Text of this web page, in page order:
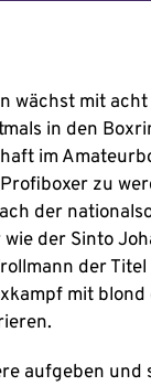
wächst mit
in den
im
zu
der
der Sinto
der
mit
aufgeben